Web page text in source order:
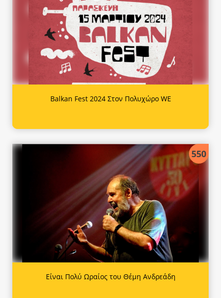
Balkan Fest 2024 Στον Πολυχώρο WE
550
Είναι Πολύ Ωραίος του Θέμη Ανδρεάδη